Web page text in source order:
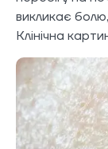
викликає
Клінічна